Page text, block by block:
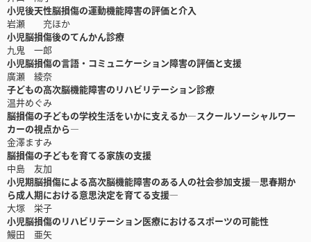
小児後天性脳損傷の運動機能障害の評価と介入
岩瀬 充ほか
小児脳損傷後のてんかん診療
九鬼 一郎
小児脳損傷の言語・コミュニケーション障害の評価と支援
廣瀬 綾奈
子どもの高次脳機能障害のリハビリテーション診療
温井めぐみ
脳損傷の子どもの学校生活をいかに支えるか―スクールソーシャルワー
カーの視点から―
金澤ますみ
脳損傷の子どもを育てる家族の支援
中島 友加
小児期脳損傷による高次脳機能障害のある人の社会参加支援―思春期か
ら成人期における意思決定を育てる支援―
大塚 栄子
小児脳損傷のリハビリテーション医療におけるスポーツの可能性
鰻田 亜矢